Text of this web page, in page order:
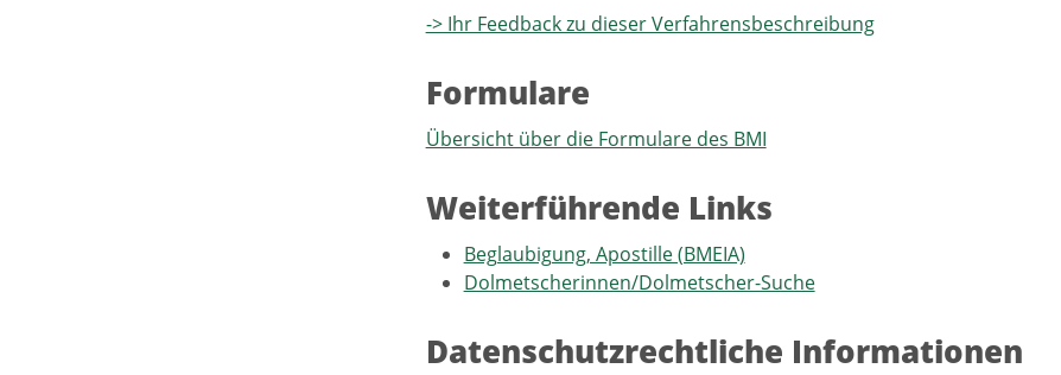
-> Ihr Feedback zu dieser Verfahrensbeschreibung
Formulare
Übersicht über die Formulare des BMI
Weiterführende Links
Beglaubigung, Apostille (BMEIA)
Dolmetscherinnen/Dolmetscher-Suche
Datenschutzrechtliche Informationen